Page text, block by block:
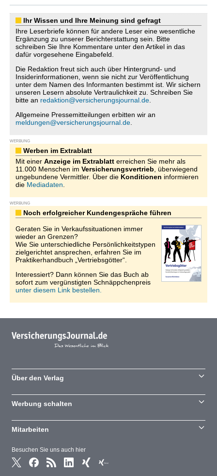
Ihr Wissen und Ihre Meinung sind gefragt
Ihre Leserbriefe können für andere Leser eine wesentliche
Ergänzung zu unserer Berichterstattung sein. Bitte
schreiben Sie Ihre Kommentare unter den Artikel in das
dafür vorgesehene Eingabefeld.
Die Redaktion freut sich auch über Hintergrund- und
Insiderinformationen, wenn sie nicht zur Veröffentlichung
unter dem Namen des Informanten bestimmt ist. Wir sichern
unseren Lesern absolute Vertraulichkeit zu. Schreiben Sie
bitte an redaktion@versicherungsjournal.de
Allgemeine Pressemitteilungen erbitten wir an
meldungen@versicherungsjournal.de
WERBUNG
Werben im Extrablatt
Mit einer Anzeige im Extrablatt erreichen Sie mehr als
11.000 Menschen im Versicherungsvertrieb , überwiegend
ungebundene Vermittler. Über die Konditionen informieren
die Mediadaten
WERBUNG
Noch erfolgreicher Kundengespräche führen
Geraten Sie in Verkaufssituationen immer
wieder an Grenzen?
Wie Sie unterschiedliche Persönlichkeitstypen
zielgerichtet ansprechen, erfahren Sie im
Praktikerhandbuch „Vertriebsgötter“.
Interessiert? Dann können Sie das Buch ab
sofort zum vergünstigten Schnäppchenpreis
unter diesem Link bestellen.
Besuchen Sie uns auch hier
Über den Verlag
Werbung schalten
Mitarbeiten